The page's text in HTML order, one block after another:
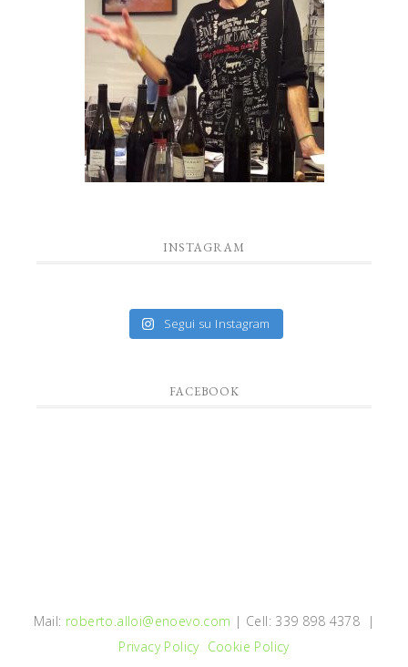
INSTAGRAM
Segui su Instagram
FACEBOOK
Mail: roberto.alloi@enoevo.com | Cell: 339 898 4378 |
Privacy Policy Cookie Policy